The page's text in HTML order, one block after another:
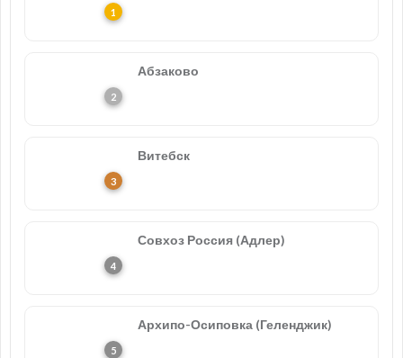
Абзаково
Витебск
Совхоз Россия (Адлер)
Архипо-Осиповка (Геленджик)